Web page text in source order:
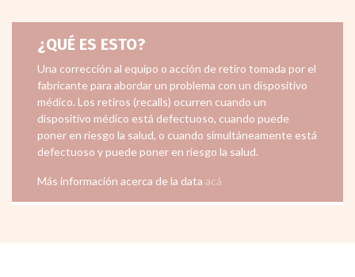
¿QUÉ ES ESTO?
Una corrección al equipo o acción de retiro tomada por el
fabricante para abordar un problema con un dispositivo
médico. Los retiros (recalls) ocurren cuando un
dispositivo médico está defectuoso, cuando puede
poner en riesgo la salud, o cuando simultáneamente está
defectuoso y puede poner en riesgo la salud.
Más información acerca de la data acá